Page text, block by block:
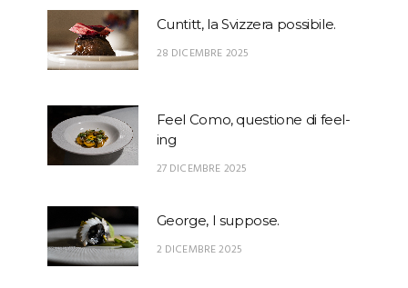
Cuntitt, la Svizzera possibile.
28 DICEMBRE 2025
Feel Como, questione di feel-
ing
27 DICEMBRE 2025
George, I suppose.
2 DICEMBRE 2025